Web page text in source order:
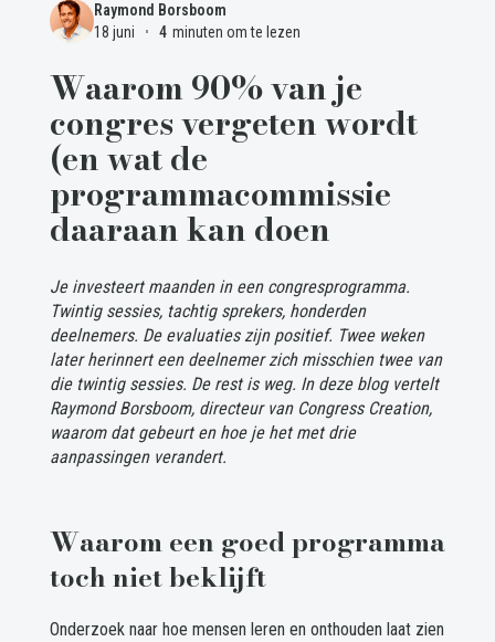
Raymond Borsboom
18 juni
4 minuten om te lezen
Waarom 90% van je
congres vergeten wordt
(en wat de
programmacommissie
daaraan kan doen
Je investeert maanden in een congresprogramma.
Twintig sessies, tachtig sprekers, honderden
deelnemers. De evaluaties zijn positief. Twee weken
later herinnert een deelnemer zich misschien twee van
die twintig sessies. De rest is weg. In deze blog vertelt
Raymond Borsboom, directeur van Congress Creation,
waarom dat gebeurt en hoe je het met drie
aanpassingen verandert.
Waarom een goed programma
toch niet beklijft
Onderzoek naar hoe mensen leren en onthouden laat zien